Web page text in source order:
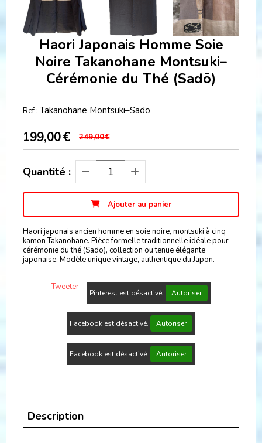
Haori Japonais Homme Soie
Noire Takanohane Montsuki–
Cérémonie du Thé (Sadō)
Ref : Takanohane Montsuki–Sado
199,00€ 249,00€
Quantité :
Ajouter au panier
Haori japonais ancien homme en soie noire, montsuki à cinq
kamon Takanohane. Pièce formelle traditionnelle idéale pour
cérémonie du thé (Sadō), collection ou tenue élégante
japonaise. Modèle unique vintage, authentique du Japon.
Tweeter
Pinterest est désactivé. Autoriser
Facebook est désactivé. Autoriser
Facebook est désactivé. Autoriser
Description